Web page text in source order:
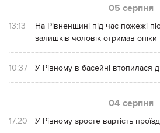
05 серпня
13:13
На Рівненщині під час пожежі
залишків чоловік отримав опіки
10:37 У Рівному в басейні втопилася
04 серпня
17:20 У Рівному зросте вартість